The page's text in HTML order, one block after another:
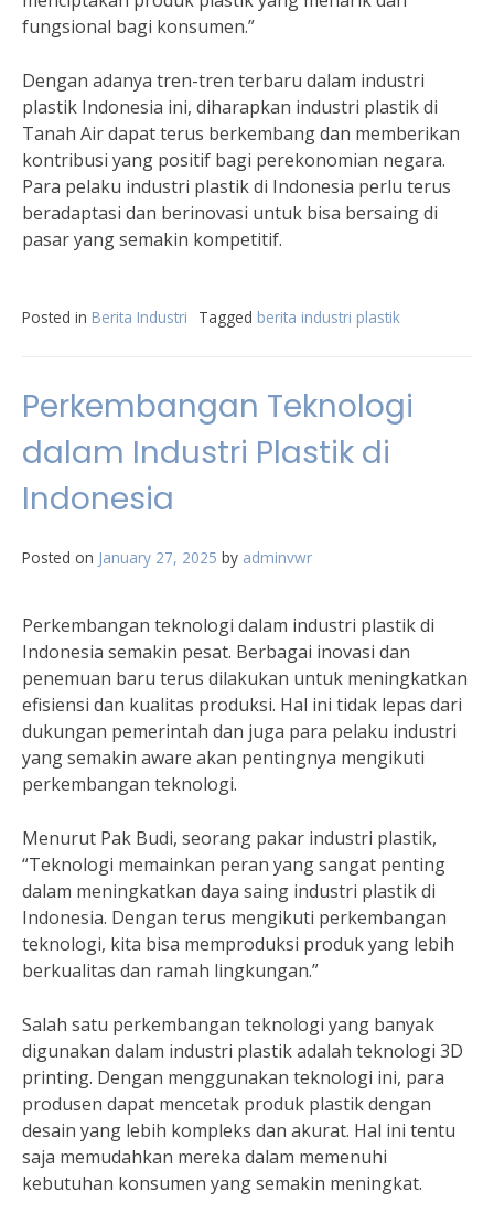
fungsional bagi konsumen.”
Dengan adanya tren-tren terbaru dalam industri
plastik Indonesia ini, diharapkan industri plastik di
Tanah Air dapat terus berkembang dan memberikan
kontribusi yang positif bagi perekonomian negara.
Para pelaku industri plastik di Indonesia perlu terus
beradaptasi dan berinovasi untuk bisa bersaing di
pasar yang semakin kompetitif.
Posted in Berita Industri Tagged berita industri plastik
Perkembangan Teknologi
dalam Industri Plastik di
Indonesia
Posted on January 27, 2025 by adminvwr
Perkembangan teknologi dalam industri plastik di
Indonesia semakin pesat. Berbagai inovasi dan
penemuan baru terus dilakukan untuk meningkatkan
efisiensi dan kualitas produksi. Hal ini tidak lepas dari
dukungan pemerintah dan juga para pelaku industri
yang semakin aware akan pentingnya mengikuti
perkembangan teknologi.
Menurut Pak Budi, seorang pakar industri plastik,
“Teknologi memainkan peran yang sangat penting
dalam meningkatkan daya saing industri plastik di
Indonesia. Dengan terus mengikuti perkembangan
teknologi, kita bisa memproduksi produk yang lebih
berkualitas dan ramah lingkungan.”
Salah satu perkembangan teknologi yang banyak
digunakan dalam industri plastik adalah teknologi 3D
printing. Dengan menggunakan teknologi ini, para
produsen dapat mencetak produk plastik dengan
desain yang lebih kompleks dan akurat. Hal ini tentu
saja memudahkan mereka dalam memenuhi
kebutuhan konsumen yang semakin meningkat.